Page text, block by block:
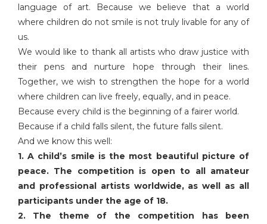
language of art. Because we believe that a world
where children do not smile is not truly livable for any of
us.
We would like to thank all artists who draw justice with
their pens and nurture hope through their lines.
Together, we wish to strengthen the hope for a world
where children can live freely, equally, and in peace.
Because every child is the beginning of a fairer world.
Because if a child falls silent, the future falls silent.
And we know this well:
1. A child’s smile is the most beautiful picture of
peace. The competition is open to all amateur
and professional artists worldwide, as well as all
participants under the age of 18.
2. The theme of the competition has been